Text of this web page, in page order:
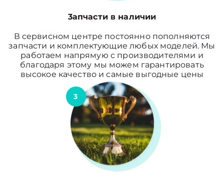
3апчасти в наличии
В сервисном центре постоянно пополняются
запчасти и комплектующие любых моделей. Мы
работаем напрямую с производителями и
благодаря этому мы можем гарантировать
высокое качество и самые выгодные цены
3